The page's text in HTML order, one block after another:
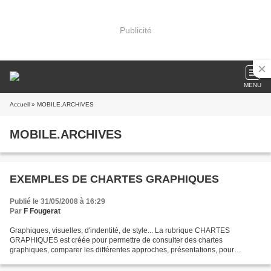
Publicité
MENU
Accueil » MOBILE.ARCHIVES
MOBILE.ARCHIVES
EXEMPLES DE CHARTES GRAPHIQUES
Publié le 31/05/2008 à 16:29
Par F Fougerat
Graphiques, visuelles, d'indentité, de style... La rubrique CHARTES
GRAPHIQUES est créée pour permettre de consulter des chartes
graphiques, comparer les différentes approches, présentations, pour